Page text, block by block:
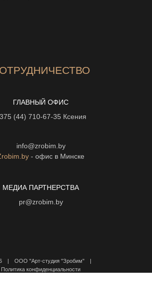
ГЛАВНЫЙ ОФИС
(44) 710-67-35 Ксения
info@zrobim.by
- офис в Минске
МЕДИА ПАРТНЕРСТВА
pr@zrobim.by
| ООО "Арт-студия "Зробим" |
Политика конфиденциальности